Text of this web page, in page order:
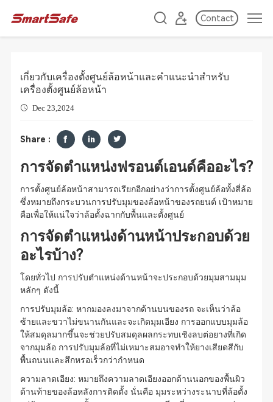
Contact
เกี่ยวกับเครื่องตั้งศูนย์ล้อหน้าและคำแนะนำสำหรับ
เครื่องตั้งศูนย์ล้อหน้า
Dec 23,2024
Share :
การจัดตำแหน่งฟรอนต์เอนด์คืออะไร?
การตั้งศูนย์ล้อหน้าสามารถเรียกอีกอย่างว่าการตั้งศูนย์ล้อทั้งสี่ล้อ
ซึ่งหมายถึงกระบวนการปรับมุมของล้อหน้าของรถยนต์ เป้าหมาย
คือเพื่อให้แน่ใจว่าล้อตั้งฉากกับพื้นและตั้งศูนย์
การจัดตำแหน่งด้านหน้าประกอบด้วย
อะไรบ้าง?
โดยทั่วไป การปรับตำแหน่งด้านหน้าจะประกอบด้วยมุมสามมุม
หลักๆ ดังนี้
การปรับมุมล้อ: หากมองลงมาจากด้านบนของรถ จะเห็นว่าล้อ
ซ้ายและขวาไม่ขนานกันและจะเกิดมุมเอียง การออกแบบมุมล้อ
ให้สมดุลมากขึ้นจะช่วยปรับสมดุลผลกระทบเชิงลบต่อยางที่เกิด
จากมุมล้อ การปรับมุมล้อที่ไม่เหมาะสมอาจทำให้ยางเสียดสีกับ
พื้นถนนและสึกหรอเร็วกว่ากำหนด
ความลาดเอียง: หมายถึงความลาดเอียงออกด้านนอกของพื้นผิว
ด้านท้ายของล้อหลังการติดตั้ง นั่นคือ มุมระหว่างระนาบที่ล้อตั้ง